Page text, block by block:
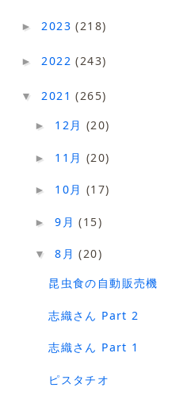
► 2023(218)
► 2022(243)
▼ 2021(265)
► 12月 (20)
► 11月 (20)
► 10月 (17)
►9月(15)
▼8月(20)
昆虫食の自動販売機
志織さん Part 2
志織さん Part 1
ピスタチオ